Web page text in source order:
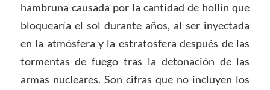
hambruna causada por la cantidad de hollín que
bloquearía el sol durante años, al ser inyectada
en la atmósfera y la estratosfera después de las
tormentas de fuego tras la detonación de las
armas nucleares. Son cifras que no incluyen los